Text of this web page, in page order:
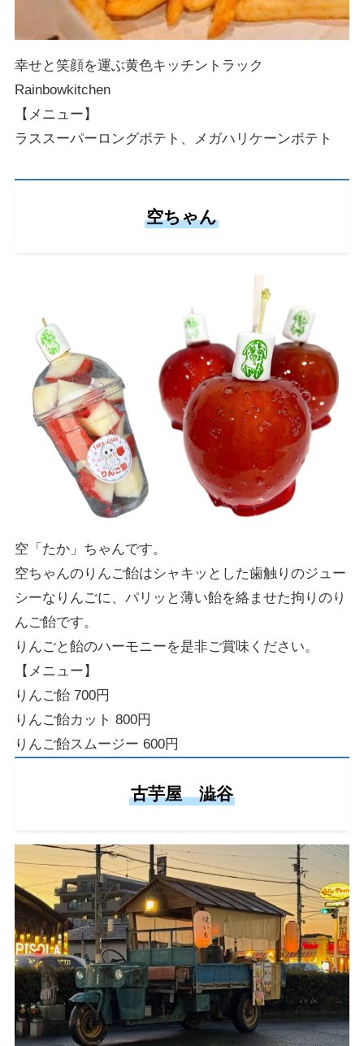
幸せと笑顔を運ぶ黄色キッチントラック
Rainbowkitchen
【メニュー】
ラススーパーロングポテト、メガハリケーンポテト
空ちゃん
空「たか」ちゃんです。
空ちゃんのりんご飴はシャキッとした歯触りのジュー
シーなりんごに、パリッと薄い飴を絡ませた拘りのり
んご飴です。
りんごと飴のハーモニーを是非ご賞味ください。
【メニュー】
りんご飴 700円
りんご飴カット 800円
りんご飴スムージー 600円
古芋屋 澁谷